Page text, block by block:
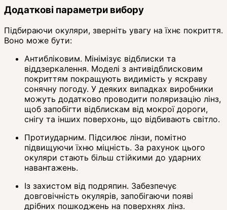
Додаткові параметри вибору
Підбираючи окуляри, зверніть увагу на їхнє покриття.
Воно може бути:
Антибліковим. Мінімізує відблиски та
віддзеркалення. Моделі з антивідблисковим
покриттям покращують видимість у яскраву
сонячну погоду. У деяких випадках виробники
можуть додатково проводити поляризацію лінз,
щоб запобігти відблискам від мокрої дороги,
снігу та інших поверхонь, що відбивають світло.
Протиударним. Підсилює лінзи, помітно
підвищуючи їхню міцність. За рахунок цього
окуляри стають більш стійкими до ударних
навантажень.
Із захистом від подряпин. Забезпечує
довговічність окулярів, запобігаючи появі
дрібних пошкоджень на поверхнях лінз.